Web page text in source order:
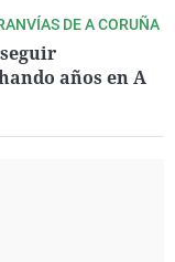
DE A CORUÑA
años en A